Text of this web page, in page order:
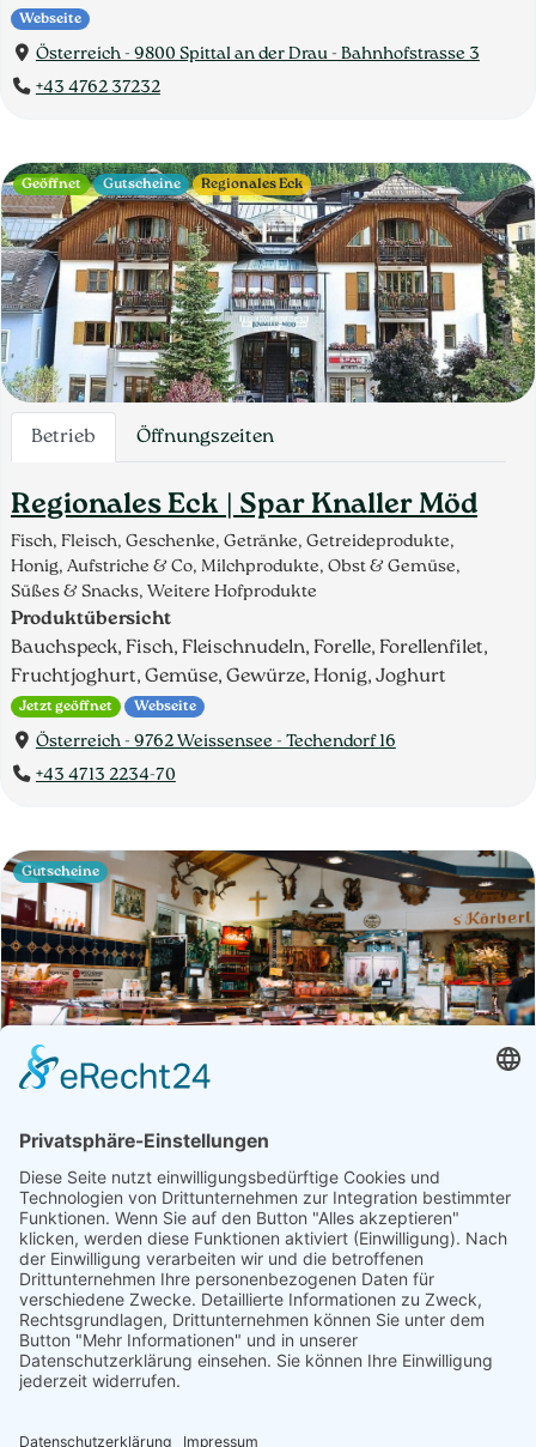
Webseite
Österreich - 9800 Spittal an der Drau - Bahnhofstrasse 3
+43 4762 37232
Betrieb Öffnungszeiten
Regionales Eck | Spar Knaller Möd
Fisch, Fleisch, Geschenke, Getränke, Getreideprodukte,
Honig, Aufstriche & Co, Milchprodukte, Obst & Gemüse,
Süßes & Snacks, Weitere Hofprodukte
Produktübersicht
Bauchspeck, Fisch, Fleischnudeln, Forelle, Forellenfilet,
Fruchtjoghurt, Gemüse, Gewürze, Honig, Joghurt
Jetzt geöffnet Webseite
Österreich - 9762 Weissensee - Techendorf 16
+43 4713 2234-70
Geöffnet Gutscheine Regionales Eck
Fleischerei Kastner
Fleisch, Gastronomie, Geschenke, Getränke,
Getreideprodukte, Gourmet-Zutaten, Honig, Aufstriche & Co,
Milchprodukte, Obst & Gemüse, Süßes & Snacks, Weitere
Hofprodukte
Produktübersicht
Bauchspeck, Bauernbrot, Brot, Café, Eier, Eis,
Extrawurst, Fleisch, Gailtaler Almkäse g.U., Gailtaler
Gutscheine